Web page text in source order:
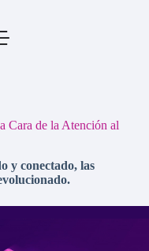
Cara de la Atención al
y conectado, las